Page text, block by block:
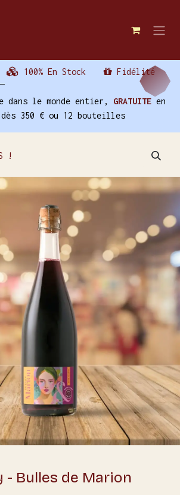
100% En Stock Fidélité
dans le monde entier, GRATUITE en
dès 350 € ou 12 bouteilles
!
- Bulles de Marion